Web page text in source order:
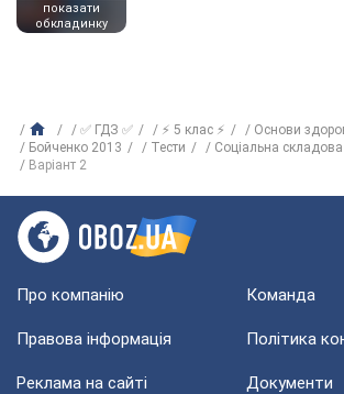
показати
обкладинку
✅ ГДЗ ✅ ⚡ 5 клас ⚡
Основи
Бойченко 2013
Тести
Соціальна
Варіант 2
Про компанію Команда
Правова інформація Політика
Реклама на сайті Документи